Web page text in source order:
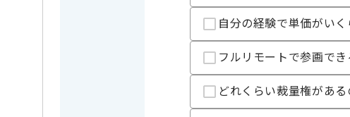
官公庁向けシステム開発を展開している企業でございます。
SpringBootの経験を活かすことができます。
複数案件を保有している企業ですので、
自分の経験で単価がい
フルリモートで参画で
どれくらい裁量権があ